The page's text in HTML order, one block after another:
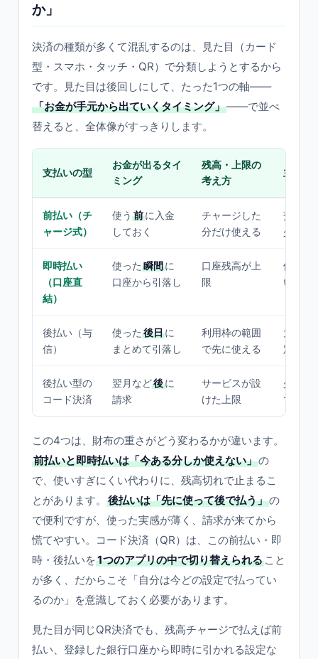
か」
決済の種類が多くて混乱するのは、見た目（カード
型・スマホ・タッチ・QR）で分類しようとするから
です。見た目は後回しにして、たった1つの軸——
「お金が手元から出ていくタイミング」——で並べ
替えると、全体像がすっきりします。
支払いの型
お金が出るタイ
ミング
残高・上限の
考え方
主な使
前払い（チ
ャージ式）
使う 前に入金
しておく
チャージした
分だけ使える
交通・
少額の
即時払い
（口座直
結）
使った 瞬間に
口座から引落し
口座残高が上
限
使いす
い支払
後払い（与
信）
使った 後日に
まとめて引落し
利用枠の範囲
で先に使える
大きな
定費の
後払い型の
コード決済
翌月など後に
請求
サービスが設
けた上限
少額で
でまと
この4つは、財布の重さがどう変わるかが違います。
前払いと即時払いは「今ある分しか使えない」の
で、使いすぎにくい代わりに、残高切れで止まるこ
とがあります。
後払いは「先に使って後で払う」の
で便利ですが、使った実感が薄く、請求が来てから
慌てやすい。コード決済（QR）は、この前払い・即
時・後払いを1つのアプリの中で切り替えられる こと
が多く、だからこそ「自分は今どの設定で払ってい
るのか」を意識しておく必要があります。
見た目が同じQR決済でも、残高チャージで払えば前
払い、登録した銀行口座から即時に引かれる設定な